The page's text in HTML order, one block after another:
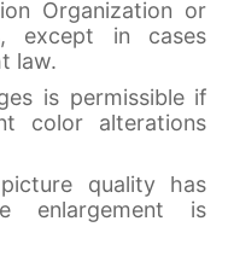
Organization or
except in cases
law.
is permissible if
color alterations
quality has
enlargement is